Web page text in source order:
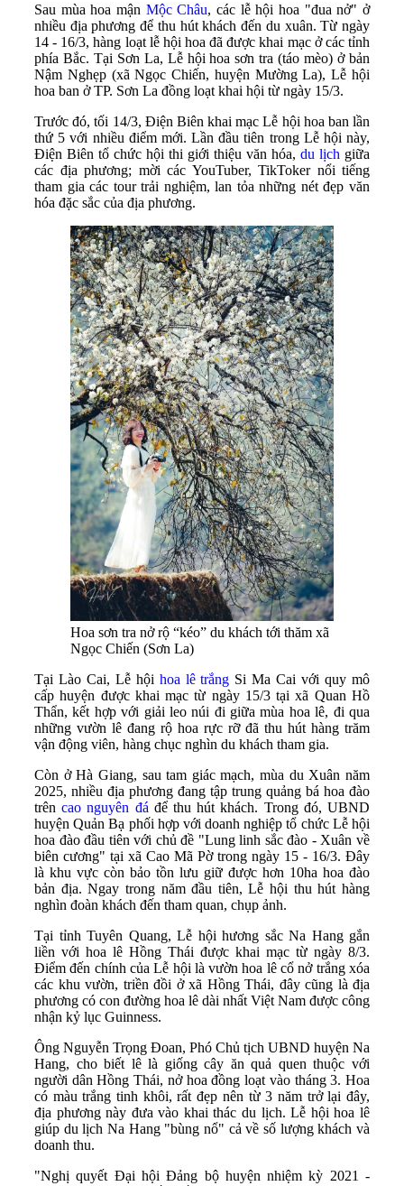
Sau mùa hoa mận Mộc Châu, các lễ hội hoa "đua nở" ở
nhiều địa phương để thu hút khách đến du xuân. Từ ngày
14 - 16/3, hàng loạt lễ hội hoa đã được khai mạc ở các tỉnh
phía Bắc. Tại Sơn La, Lễ hội hoa sơn tra (táo mèo) ở bản
Nậm Nghẹp (xã Ngọc Chiến, huyện Mường La), Lễ hội
hoa ban ở TP. Sơn La đồng loạt khai hội từ ngày 15/3.
Trước đó, tối 14/3, Điện Biên khai mạc Lễ hội hoa ban lần
thứ 5 với nhiều điểm mới. Lần đầu tiên trong Lễ hội này,
Điện Biên tổ chức hội thi giới thiệu văn hóa, du lịch giữa
các địa phương; mời các YouTuber, TikToker nổi tiếng
tham gia các tour trải nghiệm, lan tỏa những nét đẹp văn
hóa đặc sắc của địa phương.
Hoa sơn tra nở rộ “kéo” du khách tới thăm xã
Ngọc Chiến (Sơn La)
Tại Lào Cai, Lễ hội hoa lê trắng Si Ma Cai với quy mô
cấp huyện được khai mạc từ ngày 15/3 tại xã Quan Hồ
Thẩn, kết hợp với giải leo núi đi giữa mùa hoa lê, đi qua
những vườn lê đang rộ hoa rực rỡ đã thu hút hàng trăm
vận động viên, hàng chục nghìn du khách tham gia.
Còn ở Hà Giang, sau tam giác mạch, mùa du Xuân năm
2025, nhiều địa phương đang tập trung quảng bá hoa đào
trêncao nguyên đá để thu hút khách. Trong đó, UBND
huyện Quản Bạ phối hợp với doanh nghiệp tổ chức Lễ hội
hoa đào đầu tiên với chủ đề "Lung linh sắc đào - Xuân về
biên cương" tại xã Cao Mã Pờ trong ngày 15 - 16/3. Đây
là khu vực còn bảo tồn lưu giữ được hơn 10ha hoa đào
bản địa. Ngay trong năm đầu tiên, Lễ hội thu hút hàng
nghìn đoàn khách đến tham quan, chụp ảnh.
Tại tỉnh Tuyên Quang, Lễ hội hương sắc Na Hang gắn
liền với hoa lê Hồng Thái được khai mạc từ ngày 8/3.
Điểm đến chính của Lễ hội là vườn hoa lê cổ nở trắng xóa
các khu vườn, triền đồi ở xã Hồng Thái, đây cũng là địa
phương có con đường hoa lê dài nhất Việt Nam được công
nhận kỷ lục Guinness.
Ông Nguyễn Trọng Đoan, Phó Chủ tịch UBND huyện Na
Hang, cho biết lê là giống cây ăn quả quen thuộc với
người dân Hồng Thái, nở hoa đồng loạt vào tháng 3. Hoa
có màu trắng tinh khôi, rất đẹp nên từ 3 năm trở lại đây,
địa phương này đưa vào khai thác du lịch. Lễ hội hoa lê
giúp du lịch Na Hang "bùng nổ" cả về số lượng khách và
doanh thu.
"Nghị quyết Đại hội Đảng bộ huyện nhiệm kỳ 2021 -